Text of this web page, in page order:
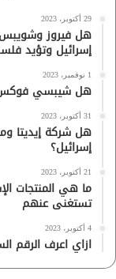
29 أكتوبر، 2023
هل فيروز وشويبس
إسرائيل وتؤيد
1 نوفمبر، 2023
هل شيبسي فوكس
31 أكتوبر، 2023
هل شركة إيديتا
إسرائيل؟
21 أكتوبر، 2023
تستغنى عنهم
4 أكتوبر، 2023
ازاي اعرف الرقم